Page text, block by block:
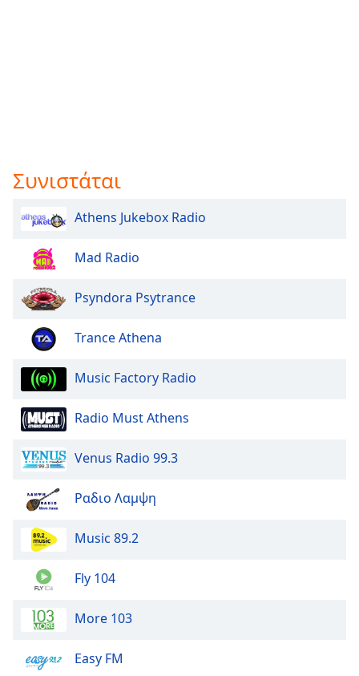
Συνιστάται
Athens Jukebox Radio
Mad Radio
Psyndora Psytrance
Trance Athena
Music Factory Radio
Radio Must Athens
Venus Radio 99.3
Ραδιο Λαμψη
Music 89.2
Fly 104
More 103
Easy FM